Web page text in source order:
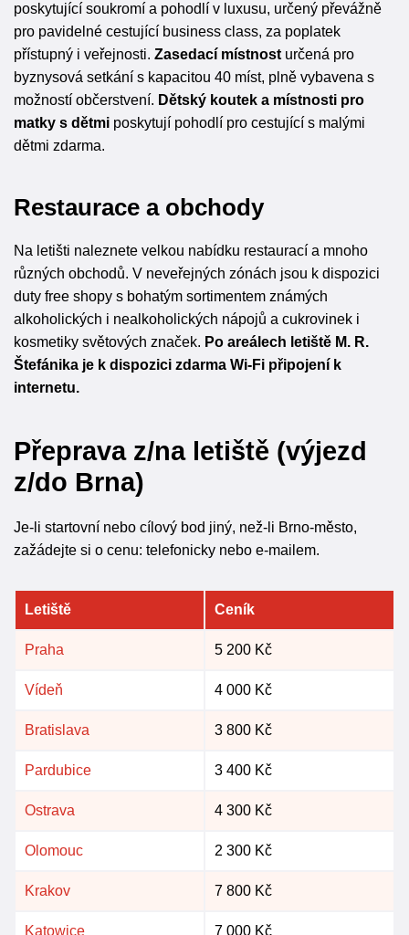
poskytující soukromí a pohodlí v luxusu, určený převážně
pro pavidelné cestující business class, za poplatek
přístupný i veřejnosti. Zasedací místnost určená pro
byznysová setkání s kapacitou 40 míst, plně vybavena s
možností občerstvení. Dětský koutek a místnosti pro
matky s dětmi poskytují pohodlí pro cestující s malými
dětmi zdarma.
Restaurace a obchody
Na letišti naleznete velkou nabídku restaurací a mnoho
různých obchodů. V neveřejných zónách jsou k dispozici
duty free shopy s bohatým sortimentem známých
alkoholických i nealkoholických nápojů a cukrovinek i
kosmetiky světových značek. Po areálech letiště M. R.
Štefánika je k dispozici zdarma Wi-Fi připojení k
internetu.
Přeprava z/na letiště (výjezd
z/do Brna)
Je-li startovní nebo cílový bod jiný, než-li Brno-město,
zažádejte si o cenu: telefonicky nebo e-mailem.
Letiště Ceník
Praha 5 200 Kč
Vídeň 4 000 Kč
Bratislava 3 800 Kč
Pardubice 3 400 Kč
Ostrava 4 300 Kč
Olomouc 2 300 Kč
Krakov 7 800 Kč
Katowice 7 000 Kč